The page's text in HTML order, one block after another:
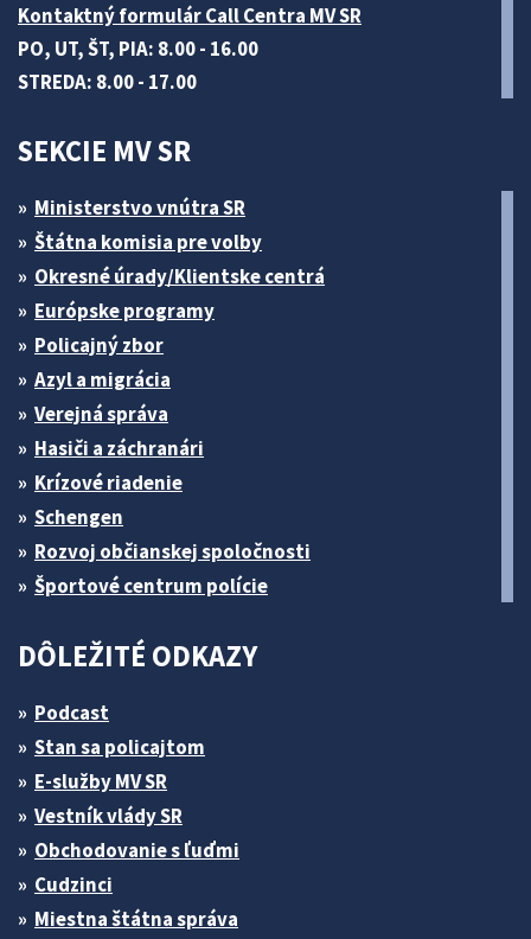
Kontaktný formulár Call Centra MV SR
PO, UT, ŠT, PIA: 8.00 - 16.00
STREDA: 8.00 - 17.00
SEKCIE MV SR
Ministerstvo vnútra SR
Štátna komisia pre volby
Okresné úrady/Klientske centrá
Európske programy
Policajný zbor
Azyl a migrácia
Verejná správa
Hasiči a záchranári
Krízové riadenie
Schengen
Rozvoj občianskej spoločnosti
Športové centrum polície
DÔLEŽITÉ ODKAZY
Podcast
Stan sa policajtom
E-služby MV SR
Vestník vlády SR
Obchodovanie s ľuďmi
Cudzinci
Miestna štátna správa